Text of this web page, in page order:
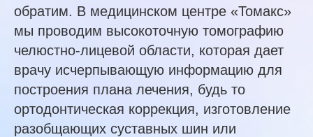
обратим. В медицинском центре «Томакс»
мы проводим высокоточную томографию
челюстно-лицевой области, которая дает
врачу исчерпывающую информацию для
построения плана лечения, будь то
ортодонтическая коррекция, изготовление
разобщающих суставных шин или